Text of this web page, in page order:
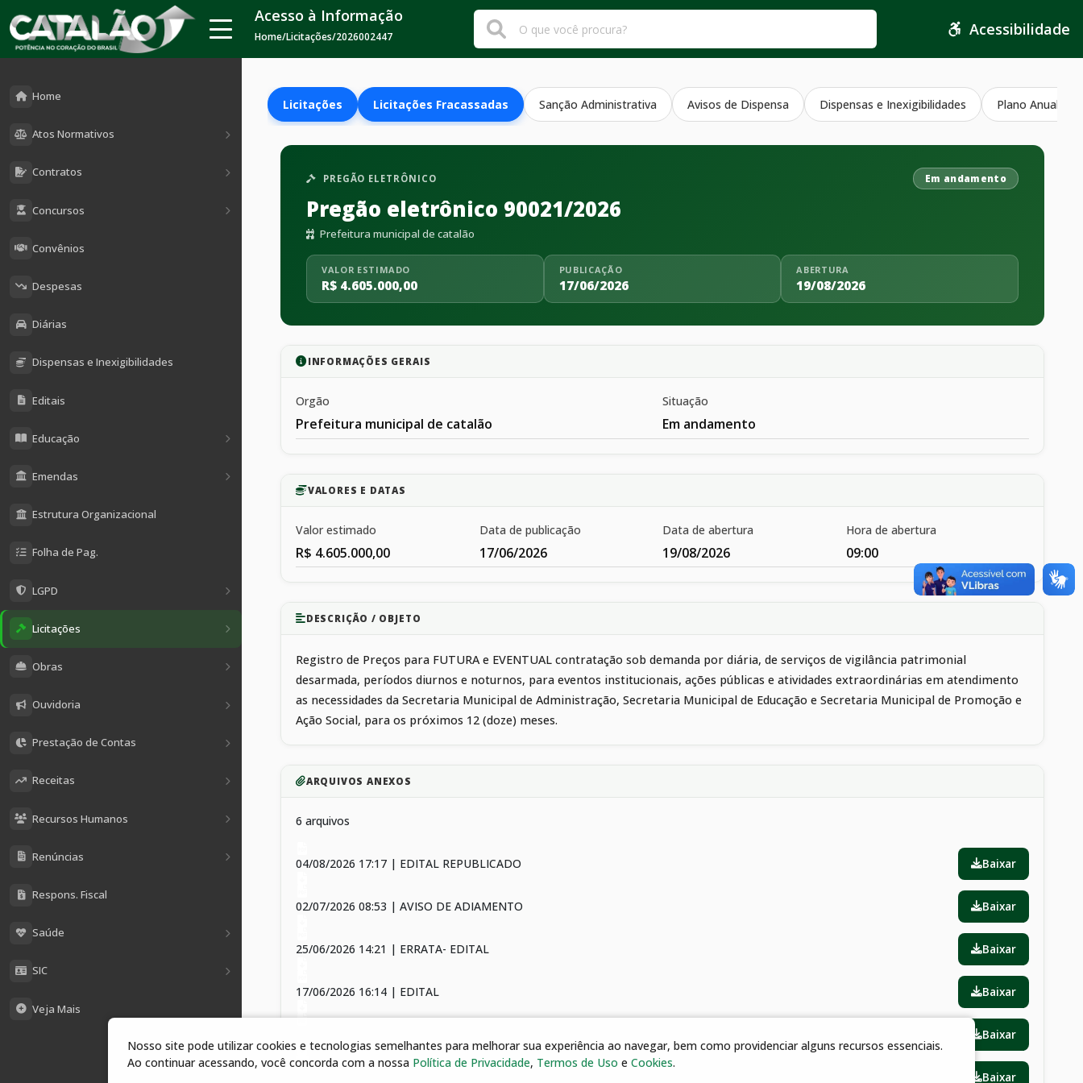
Home
Atos Normativos
Contratos
Concursos
Convênios
Despesas
Diárias
Dispensas e Inexigibilidades
Editais
Educação
Emendas
Estrutura Organizacional
Folha de Pag.
LGPD
Licitações
Obras
Ouvidoria
Prestação de Contas
Receitas
Recursos Humanos
Renúncias
Respons. Fiscal
Saúde
SIC
Veja Mais
Acesso à Informação
Home/Licitações/2026002447 Acessibilidade
Licitações Licitações Fracassadas Sanção Administrativa Avisos de Dispensa Dispensas e Inexigibilidades Plano Anual
PREGÃO ELETRÔNICO Em andamento
Pregão eletrônico 90021/2026
Prefeitura municipal de catalão
VALOR ESTIMADO
R$ 4.605.000,00
PUBLICAÇÃO
17/06/2026
ABERTURA
19/08/2026
INFORMAÇÕES GERAIS
Orgão
Prefeitura municipal de catalão
Situação
Em andamento
VALORES E DATAS
Valor estimado
R$ 4.605.000,00
Data de publicação
17/06/2026
Data de abertura
19/08/2026
Hora de abertura
09:00
DESCRIÇÃO / OBJETO
Registro de Preços para FUTURA e EVENTUAL contratação sob demanda por diária, de serviços de vigilância patrimonial
desarmada, períodos diurnos e noturnos, para eventos institucionais, ações públicas e atividades extraordinárias em atendimento
as necessidades da Secretaria Municipal de Administração, Secretaria Municipal de Educação e Secretaria Municipal de Promoção e
Ação Social, para os próximos 12 (doze) meses.
ARQUIVOS ANEXOS
6 arquivos
04/08/2026 17:17 | EDITAL REPUBLICADO Baixar
02/07/2026 08:53 | AVISO DE ADIAMENTO Baixar
25/06/2026 14:21 | ERRATA- EDITAL Baixar
17/06/2026 16:14 | EDITAL Baixar
Baixar
Baixar
Nosso site pode utilizar cookies e tecnologias semelhantes para melhorar sua experiência ao navegar, bem como providenciar alguns recursos essenciais.
Ao continuar acessando, você concorda com a nossa Política de Privacidade, Termos de Uso eCookies.